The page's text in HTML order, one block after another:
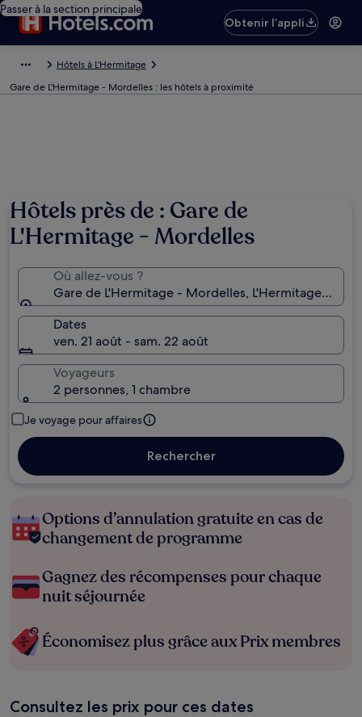
Passer à la section principale
Obtenir l’appli
Hôtels à L'Hermitage
Gare de L'Hermitage - Mordelles : les hôtels à proximité
Hôtels près de : Gare de
L'Hermitage - Mordelles
Où allez-vous ?
Gare de L'Hermitage - Mordelles, L'Hermitage,
Dates
ven. 21 août - sam. 22 août
Voyageurs
2 personnes, 1 chambre
Je voyage pour affaires
Rechercher
Options d’annulation gratuite en cas de
changement de programme
Gagnez des récompenses pour chaque
nuit séjournée
Économisez plus grâce aux Prix membres
Consultez les prix pour ces dates